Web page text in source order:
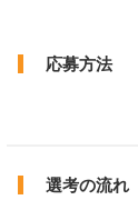
応募方法
選考の流れ